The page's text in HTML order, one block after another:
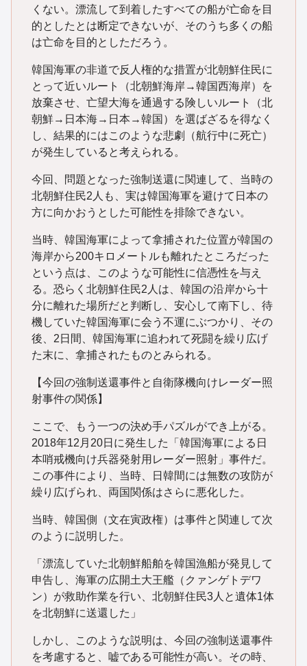
くない。漂流して到着したすべての船が亡命を目
的としたとは断定できないが、そのうち多くの船
は亡命を目的としただろう。
韓国海軍の非道で反人権的な措置が北朝鮮住民に
とって近いルート（北朝鮮海岸→韓国西海岸）を
放棄させ、亡望大海を通過する険しいルート（北
朝鮮→日本海→日本→韓国）を選ばざるを得なく
し、結果的にはこのような悲劇（航行中に死亡）
が発生していると考えられる。
今回、問題となった強制送還に関連して、当時の
北朝鮮住民2人も、実は韓国海軍を避けて日本の
方に向かおうとした可能性を排除できない。
当時、韓国海軍によって拿捕された位置が韓国の
海岸から200キロメートルも離れたところだった
という点は、このような可能性に信憑性を与え
る。恐らく北朝鮮住民2人は、韓国の沿岸から十
分に離れた場所だと判断し、安心して南下し、待
機していた韓国海軍に会う不運にぶつかり、その
後、2日間、韓国海軍に追われて死闘を繰り広げ
た末に、拿捕されたものとみられる。
【今回の強制送還事件と自衛隊機向けレーダー照
射事件の関係】
ここで、もう一つの決め手パズルができ上がる。
2018年12月20日に発生した「韓国海軍による日
本哨戒機向け兵器発射用レーダー照射」事件だ。
この事件により、当時、日韓間には無数の攻防が
繰り広げられ、両国関係はさらに悪化した。
当時、韓国側（文在寅政権）は事件と関連して次
のように説明した。
「漂流していた北朝鮮船舶を韓国漁船が発見して
申告し、海軍の広開土大王艦（クァンゲトデワ
ン）が救助作業を行い、北朝鮮住民3人と遺体1体
を北朝鮮に送還した」
しかし、このような説明は、今回の強制送還事件
を考慮すると、嘘である可能性が高い。その時、